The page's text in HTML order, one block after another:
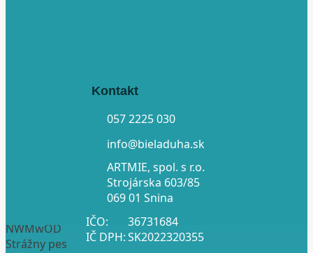
Kontakt
057 2225 030
info@bieladuha.sk
ARTMIE, spol. s r.o.
Strojárska 603/85
069 01 Snina
IČO:
36731684
IČ DPH:SK2022320355
NWMwOD
Strážny pes